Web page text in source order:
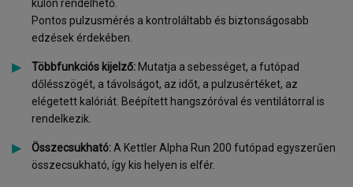
külön rendelhető.
Pontos pulzusmérés a kontroláltabb és biztonságosabb
edzések érdekében.
Többfunkciós kijelző: Mutatja a sebességet, a futópad
dőlésszögét, a távolságot, az időt, a pulzusértéket, az
elégetett kalóriát. Beépített hangszóróval és ventilátorral is
rendelkezik.
Összecsukható:A Kettler Alpha Run 200 futópad egyszerűen
összecsukható, így kis helyen is elfér.